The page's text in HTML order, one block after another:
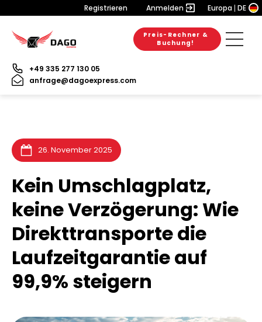
Registrieren Anmelden Europa DE
Preis-Rechner &
Buchung!
+49 335 277 130 05
anfrage@dagoexpress.com
26. November 2025
Kein Umschlagplatz,
keine Verzögerung: Wie
Direkttransporte die
Laufzeitgarantie auf
99,9% steigern
28. Juli 2026
28. Juli 2026
25. Juli 2026